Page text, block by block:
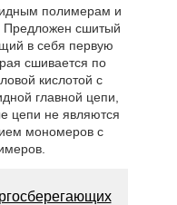
полимерам и
Предложен сшитый
в себя первую
сшивается по
кислотой с
главной цепи,
цепи не являются
мономеров с